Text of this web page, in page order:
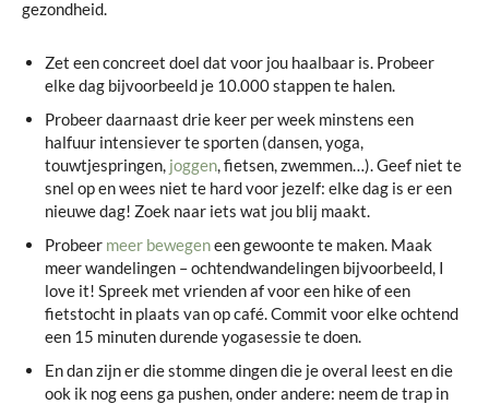
gezondheid.
Zet een concreet doel dat voor jou haalbaar is. Probeer
elke dag bijvoorbeeld je 10.000 stappen te halen.
Probeer daarnaast drie keer per week minstens een
halfuur intensiever te sporten (dansen, yoga,
touwtjespringen, joggen, fietsen, zwemmen…). Geef niet te
snel op en wees niet te hard voor jezelf: elke dag is er een
nieuwe dag! Zoek naar iets wat jou blij maakt.
Probeer meer bewegeneen gewoonte te maken. Maak
meer wandelingen – ochtendwandelingen bijvoorbeeld, I
love it! Spreek met vrienden af voor een hike of een
fietstocht in plaats van op café. Commit voor elke ochtend
een 15 minuten durende yogasessie te doen.
En dan zijn er die stomme dingen die je overal leest en die
ook ik nog eens ga pushen, onder andere: neem de trap in